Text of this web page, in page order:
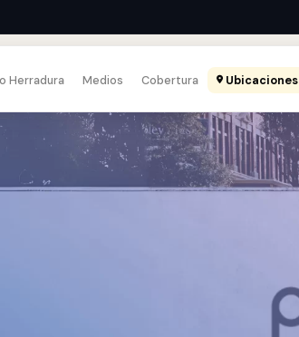
Herradura Medios Cobertura Ubicaciones